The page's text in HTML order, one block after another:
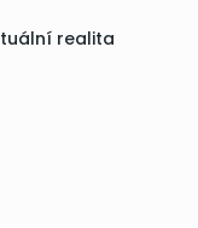
realita